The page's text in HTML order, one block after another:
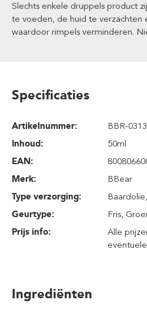
Slechts enkele druppels product
te voeden, de huid te verzachten
waardoor rimpels verminderen.
Specificaties
Artikelnummer:
BBR-
Inhoud:
50ml
EAN:
Merk:
BBear
Type verzorging:
Baardolie
Geurtype:
Fris,
Prijs info:
Alle
Ingrediënten